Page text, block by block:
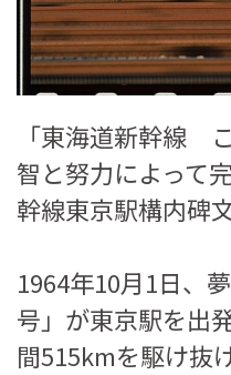
「東海道新幹線
智と努力によって
幹線東京駅構内碑
1964年10月1日、
号」が東京駅を出
間515kmを駆け抜